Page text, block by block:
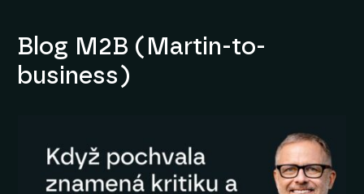
Blog M2B (Martin-to-
business)